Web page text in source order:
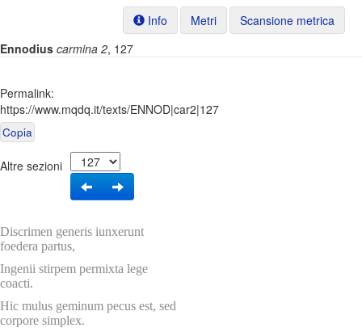
Info Metri
Scansione metrica
Ennodius carmina 2, 127
Permalink:
https://www.mqdq.it/texts/ENNOD|car2|127
Copia
Altre sezioni
Discrimen generis iunxerunt
foedera partus,
Ingenii stirpem permixta lege
coacti.
Hic mulus geminum pecus est, sed
corpore simplex.